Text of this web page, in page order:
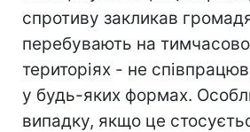
спротиву закликав
перебувають на
територіях - не
у будь-яких формах.
випадку, якщо це